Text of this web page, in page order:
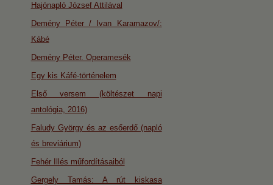
Hajónapló József Attilával
Demény Péter / Ivan Karamazov/:
Kábé
Demény Péter. Operamesék
Egy kis Káfé-történelem
Első versem (költészet napi
antológia, 2016)
Faludy György és az esőerdő (napló
és breviárium)
Fehér Illés műfordításaiból
Gergely Tamás: A rút kiskasa